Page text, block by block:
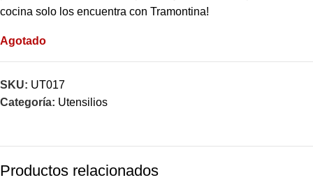
cocina solo los encuentra con Tramontina!
Agotado
SKU: UT017
Categoría: Utensilios
Productos relacionados